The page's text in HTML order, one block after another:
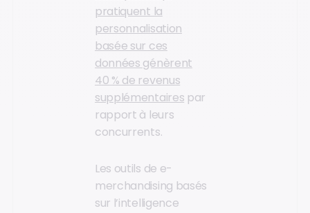
pratiquent la
personnalisation
basée sur ces
données génèrent
40 % de revenus
supplémentaires par
rapport à leurs
concurrents.
Les outils de e-
merchandising basés
sur l’intelligence